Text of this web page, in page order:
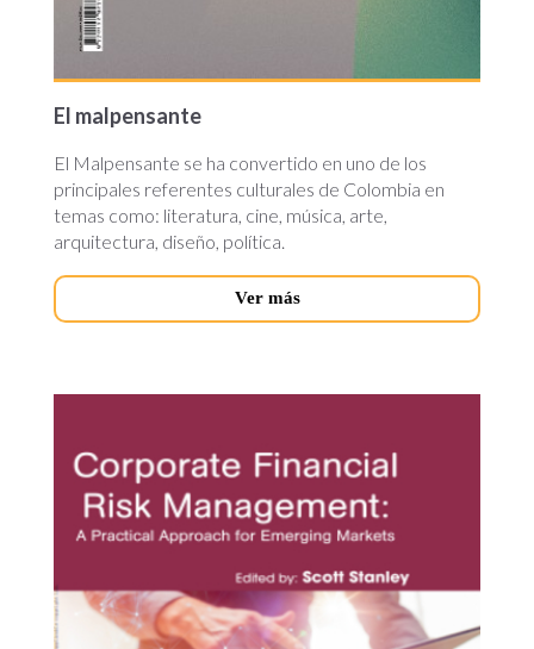
El malpensante
El Malpensante se ha convertido en uno de los
principales referentes culturales de Colombia en
temas como: literatura, cine, música, arte,
arquitectura, diseño, política.
Ver más
financial-
risk.jpg